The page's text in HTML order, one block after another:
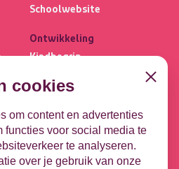
Schoolwebsite
Ontwikkeling
Kindbegrip
OPP
Contact
Leeuwenbrug 1-51
7411 TE Deventer
cookies
om content en advertenties
functies voor social media te
te analyseren.
over je gebruik van onze
Close